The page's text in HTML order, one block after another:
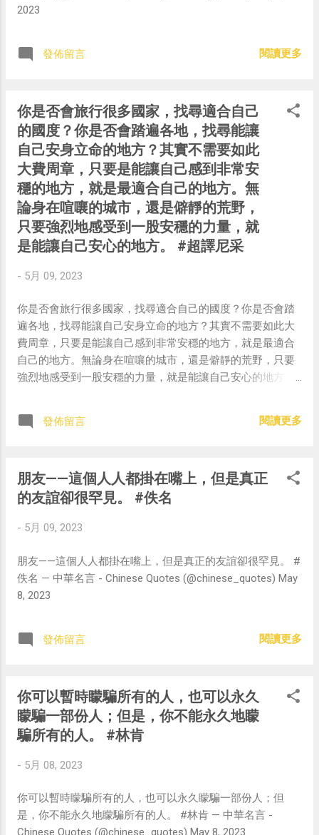
2023
發佈留言 閱讀更多
你是否會旅行很多國家，找尋適合自己
的國度？你是否會踏遍各地，找尋能讓
自己安身立命的地方？其實不需要如此
大費周章，只要是能讓自己感到非常安
穩的地方，就是最適合自己的地方。無
論身在喧嚷的城市，還是僻靜的荒野，
只要強烈地感受到一股安穩的力量，就
是能讓自己安心的地方。 #超譯尼采
- 5月 09, 2023
你是否會旅行很多國家，找尋適合自己的國度？你是否會踏
遍各地，找尋能讓自己安身立命的地方？其實不需要如此大
費周章，只要是能讓自己感到非常安穩的地方，就是最適合
自己的地方。無論身在喧嚷的城市，還是僻靜的荒野，只要
強烈地感受到一股安穩的力量，就是能讓自己安心的地方。
(@chinese_quotes) May 9, 2023
發佈留言 閱讀更多
朋友——這個人人都掛在嘴上，但是真正
的友誼卻很罕見。 #佚名
- 5月 09, 2023
朋友——這個人人都掛在嘴上，但是真正的友誼卻很罕見。 #
佚名 — 中華名言 - Chinese Quotes (@chinese_quotes) May
8, 2023
發佈留言 閱讀更多
你可以暫時矇騙所有的人，也可以永久
矇騙一部份人；但是，你不能永久地矇
騙所有的人。 #林肯
- 5月 08, 2023
你可以暫時矇騙所有的人，也可以永久矇騙一部份人；但
是，你不能永久地矇騙所有的人。 #林肯 — 中華名言 -
Chinese Quotes (@chinese_quotes) May 8, 2023